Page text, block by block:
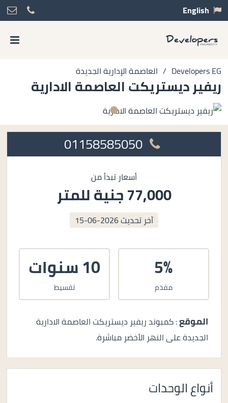
English
Developers EG
/ العاصمة الإدارية الجديدة
ريفير ديستريكت العاصمة الادارية
أسعار تبدأ من
77,000 جنية للمتر
آخر تحديث2026-06-15
5%
مقدم
10 سنوات
تقسيط
الموقع: كمبوند ريفير ديستريكت العاصمة الادارية
الجديدة على النهر الأخضر مباشرة.
أنواع الوحدات